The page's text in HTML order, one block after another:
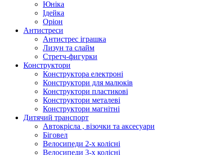
Юніка
Ідейка
Оріон
Антистреси
Антистрес іграшка
Лизун та слайм
Стретч-фигурки
Конструктори
Конструктора електроні
Конструктори для малюків
Конструктори пластикові
Конструктори металеві
Конструктори магнітні
Дитячий транспорт
Автокрісла , візочки та аксесуари
Біговел
Велосипеди 2-х колісні
Велосипеди 3-х колісні